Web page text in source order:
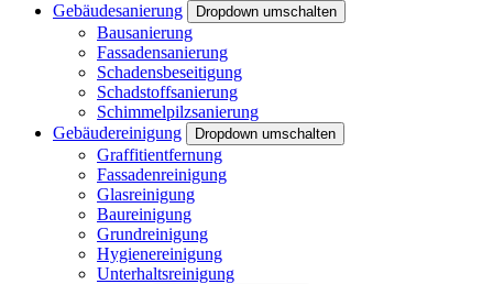
Gebäudesanierung
Dropdown umschalten
Bausanierung
Fassadensanierung
Schadensbeseitigung
Schadstoffsanierung
Schimmelpilzsanierung
Gebäudereinigung
Dropdown umschalten
Graffitientfernung
Fassadenreinigung
Glasreinigung
Baureinigung
Grundreinigung
Hygienereinigung
Unterhaltsreinigung